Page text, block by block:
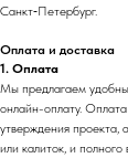
Санкт‑Петербург.
Оплата и доставка
1. Оплата
Мы предлагаем
онлайн-оплату.
утверждения проекта,
или калиток, и